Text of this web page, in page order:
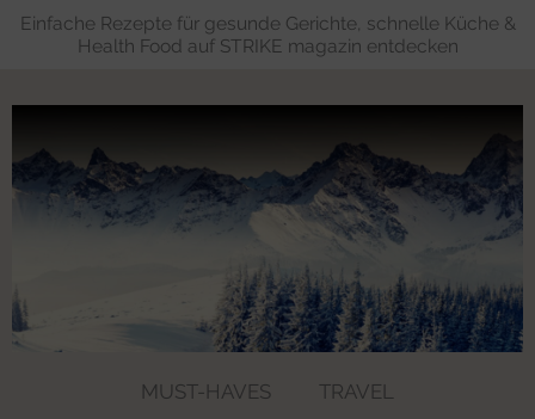
Einfache Rezepte für gesunde Gerichte, schnelle Küche &
Health Food auf STRIKE magazin entdecken
MUST-HAVES TRAVEL